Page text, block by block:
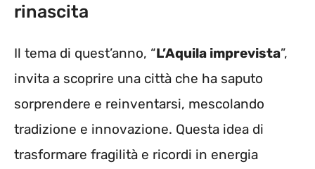
rinascita
Il tema di quest’anno, “L’Aquila imprevista”,
invita a scoprire una città che ha saputo
sorprendere e reinventarsi, mescolando
tradizione e innovazione. Questa idea di
trasformare fragilità e ricordi in energia